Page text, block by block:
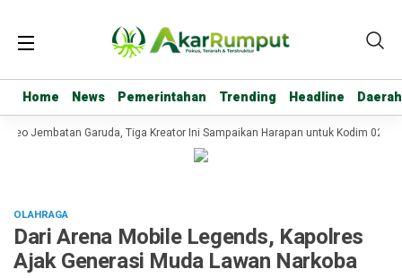
Home News Pemerintahan Trending Headline Daerah
Home News Pemerintahan Trending Headline Daerah
Jembatan Garuda, Tiga Kreator Ini Sampaikan Harapan untuk Kodim 0209/
OLAHRAGA
Dari Arena Mobile Legends, Kapolres
Ajak Generasi Muda Lawan Narkoba